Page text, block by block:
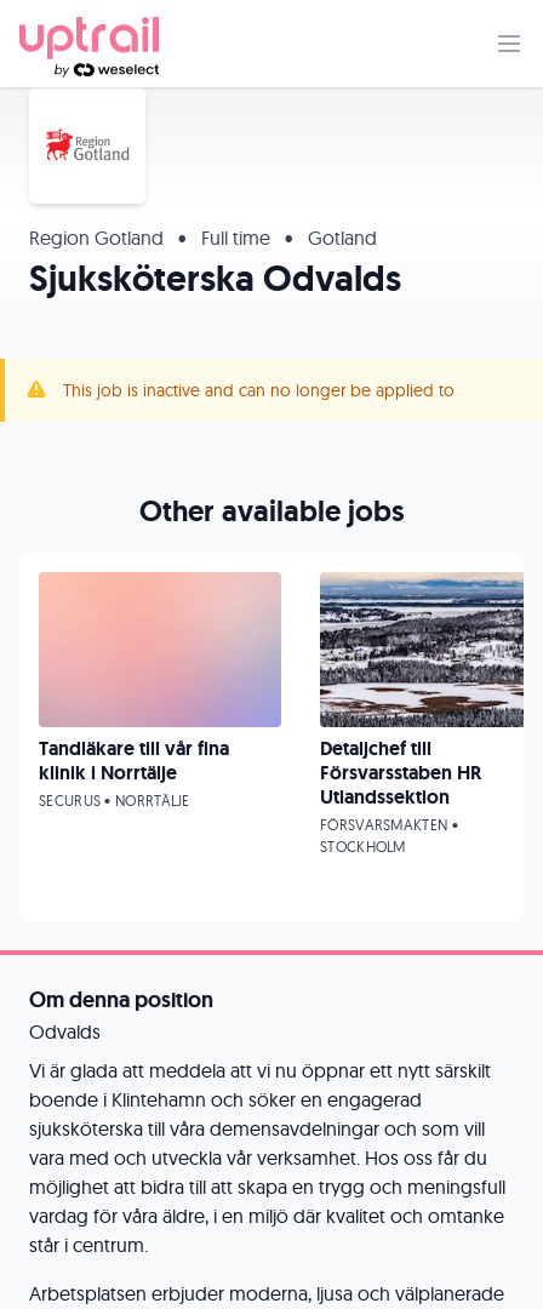
Region Gotland • Full time • Gotland
Sjuksköterska Odvalds
This job is inactive and can no longer be applied to
Om denna position
Odvalds
Vi är glada att meddela att vi nu öppnar ett nytt särskilt
boende i Klintehamn och söker en engagerad
sjuksköterska till våra demensavdelningar och som vill
vara med och utveckla vår verksamhet. Hos oss får du
möjlighet att bidra till att skapa en trygg och meningsfull
vardag för våra äldre, i en miljö där kvalitet och omtanke
står i centrum.
Arbetsplatsen erbjuder moderna, ljusa och välplanerade
Other available jobs
Tandläkare till vår fina
klinik i Norrtälje
SECURUS • NORRTÄLJE
Detaljchef till
Försvarsstaben HR
Utlandssektion
FÖRSVARSMAKTEN •
STOCKHOLM